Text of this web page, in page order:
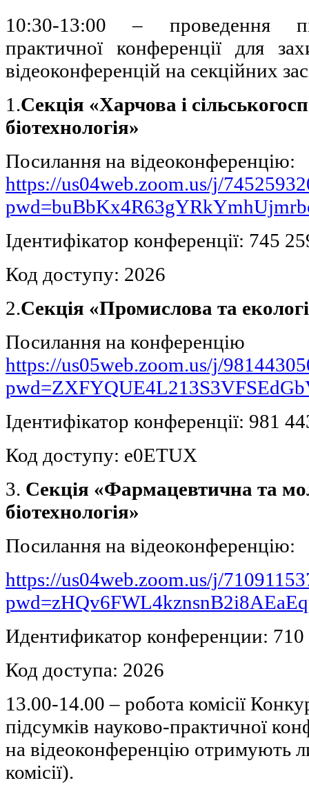
10:30-13:00 – проведення
практичної конференції для
відеоконференцій на секційних
1.Секція «Харчова і
біотехнологія»
Посилання на відеоконференцію:
https://us04web.zoom.us/j/
Ідентифікатор конференції: 745
Код доступу: 2026
2.Секція «Промислова та
Посилання на конференцію
https://us05web.zoom.us/j/
Ідентифікатор конференції: 981
Код доступу: e0ETUX
3. Секція «Фармацевтична та
біотехнологія»
Посилання на відеоконференцію:
https://us04web.zoom.us/j/
Идентификатор конференции: 710
Код доступа: 2026
13.00-14.00 – робота комісії
підсумків науково-практичної
на відеоконференцію отримують
комісії).